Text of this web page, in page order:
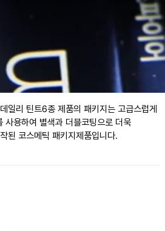
일리 틴트6종 제품의 패키지는 고급스럽게
사용하여 별색과 더블코팅으로 더욱
된 코스메틱 패키지제품입니다.